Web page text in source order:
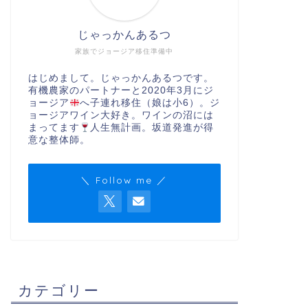
家族でジョージア移住準備中
じゃっかんあるつ
はじめまして。じゃっかんあるつです。
有機農家のパートナーと2020年3月にジ
ョージア
へ子連れ移住（娘は小6）。ジ
ョージアワイン大好き。ワインの沼には
まってます
人生無計画。坂道発進が得
意な整体師。
＼ Follow me ／
カテゴリー